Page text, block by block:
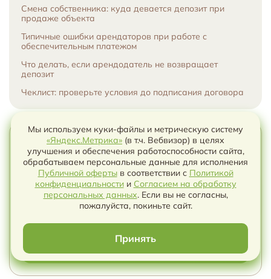
Смена собственника: куда девается депозит при
продаже объекта
Типичные ошибки арендаторов при работе с
обеспечительным платежом
Что делать, если арендодатель не возвращает
депозит
Чеклист: проверьте условия до подписания договора
Как оформить компенсацию работнику за
использование личного ноутбука?
Разбираем, когда работнику положена компенсация
за личный ноутбук, как рассчитать выплату, оформить
дополнительное соглашение, возместить интернет и
защитить рабочие данные.
ПЕРЕЙТИ
Мы используем куки-файлы и метрическую систему
«Яндекс.Метрика» (в т.ч. Вебвизор) в целях
улучшения и обеспечения работоспособности сайта,
обрабатываем персональные данные для исполнения
Публичной офертыв соответствии с Политикой
конфиденциальностии Согласием на обработку
персональных данных. Если вы не согласны,
пожалуйста, покиньте сайт.
Принять
Чат с ИИ